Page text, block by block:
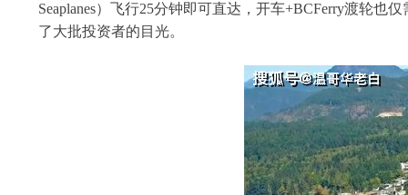
Seaplanes）飞行25分钟即可直达，开车+BCFerry渡轮
了大批投资者的目光。